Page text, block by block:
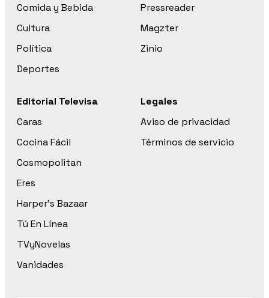
Comida y Bebida
Cultura
Política
Deportes
Pressreader
Magzter
Zinio
Editorial Televisa
Caras
Cocina Fácil
Cosmopolitan
Eres
Harper’s Bazaar
Tú En Línea
TVyNovelas
Vanidades
Legales
Aviso de privacidad
Términos de servicio